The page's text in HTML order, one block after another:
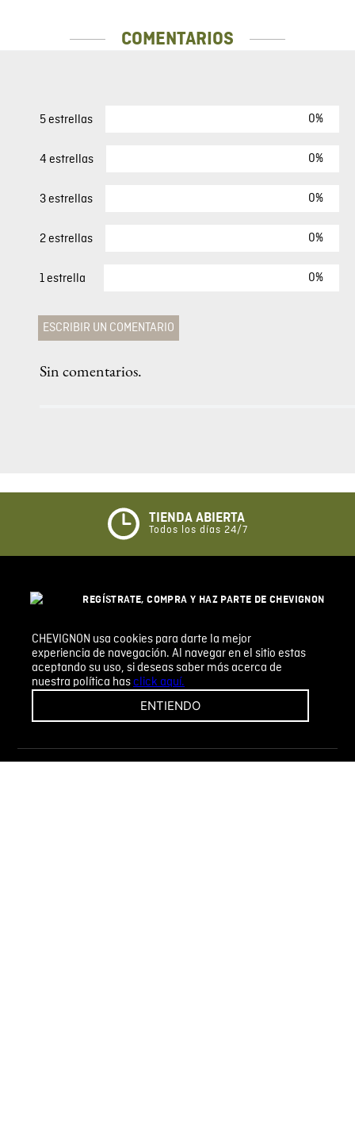
CHEVIGNON usa cookies para darte la mejor
experiencia de navegación. Al navegar en el sitio estas
aceptando su uso, si deseas saber más acerca de
nuestra política hasclick aquí.
ENTIENDO
COMENTARIOS
5 estrellas 0%
4 estrellas 0%
3 estrellas 0%
2 estrellas 0%
1 estrella 0%
ESCRIBIR UN COMENTARIO
Califique el producto de 1 a 5 estrellas
★☆ ☆
Su nombre
Correo electrónico
Escribir comentario
Sin comentarios.
TIENDA ABIERTA
Todos los días 24/7
REGÍSTRATE, COMPRA Y HAZ PARTE DE CHEVIGNON
REGISTRARSE
CHEVIGNON